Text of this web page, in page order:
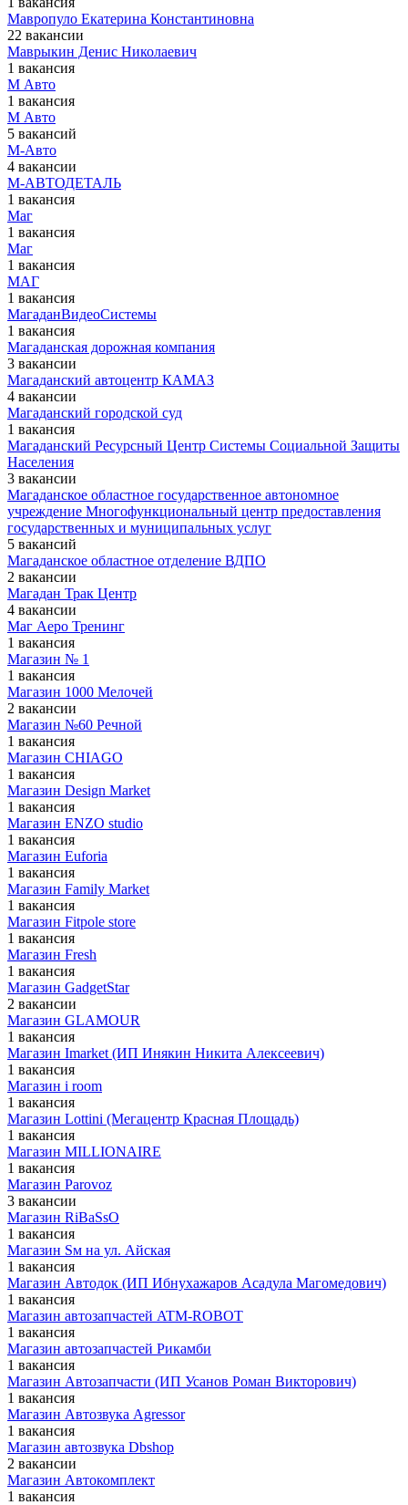
Мавропуло Екатерина Константиновна
22 вакансии
Маврыкин Денис Николаевич
1 вакансия
М Авто
1 вакансия
М Авто
5 вакансий
М-Авто
4 вакансии
М-АВТОДЕТАЛЬ
1 вакансия
Маг
1 вакансия
Маг
1 вакансия
МАГ
1 вакансия
МагаданВидеоСистемы
1 вакансия
Магаданская дорожная компания
3 вакансии
Магаданский автоцентр КАМАЗ
4 вакансии
Магаданский городской суд
1 вакансия
Магаданский Ресурсный Центр Системы Социальной Защиты
Населения
3 вакансии
Магаданское областное государственное автономное
учреждение Многофункциональный центр предоставления
государственных и муниципальных услуг
5 вакансий
Магаданское областное отделение ВДПО
2 вакансии
Магадан Трак Центр
4 вакансии
Маг Аеро Тренинг
1 вакансия
Магазин № 1
1 вакансия
Магазин 1000 Мелочей
2 вакансии
Магазин №60 Речной
1 вакансия
Магазин CHIAGO
1 вакансия
Магазин Design Market
1 вакансия
Магазин ENZO studio
1 вакансия
Магазин Euforia
1 вакансия
Магазин Family Market
1 вакансия
Магазин Fitpole store
1 вакансия
Магазин Fresh
1 вакансия
Магазин GadgetStar
2 вакансии
Магазин GLAMOUR
1 вакансия
Магазин Imarket (ИП Инякин Никита Алексеевич)
1 вакансия
Магазин i room
1 вакансия
Магазин Lottini (Мегацентр Красная Площадь)
1 вакансия
Магазин MILLIONAIRE
1 вакансия
Магазин Parovoz
3 вакансии
Магазин RiBaSsO
1 вакансия
Магазин Sм на ул. ​Айская
1 вакансия
Магазин Автодок (ИП Ибнухажаров Асадула Магомедович)
1 вакансия
Магазин автозапчастей ATM-ROBOT
1 вакансия
Магазин автозапчастей Рикамби
1 вакансия
Магазин Автозапчасти (ИП Усанов Роман Викторович)
1 вакансия
Магазин Автозвука Agressor
1 вакансия
Магазин автозвука Dbshop
2 вакансии
Магазин Автокомплект
1 вакансия